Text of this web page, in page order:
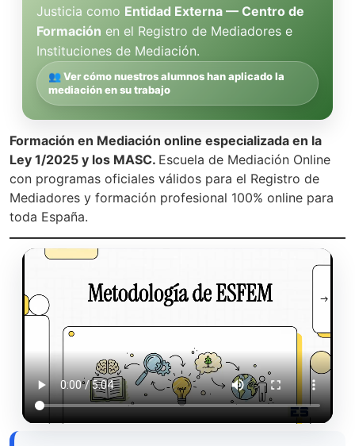
Justicia como Entidad Externa — Centro de
Formación en el Registro de Mediadores e
Instituciones de Mediación.
👥 Ver cómo nuestros alumnos han aplicado la
mediación en su trabajo
Formación en Mediación online especializada en la
Ley 1/2025 y los MASC. Escuela de Mediación Online
con programas oficiales válidos para el Registro de
Mediadores y formación profesional 100% online para
toda España.